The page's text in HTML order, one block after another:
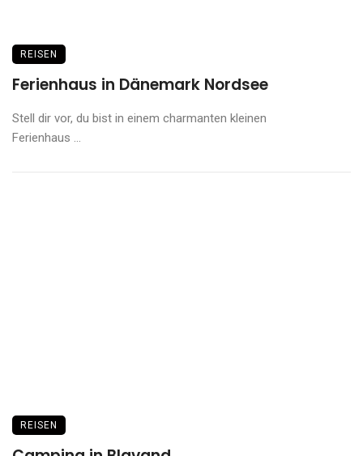
REISEN
Ferienhaus in Dänemark Nordsee
Stell dir vor, du bist in einem charmanten kleinen
Ferienhaus ...
REISEN